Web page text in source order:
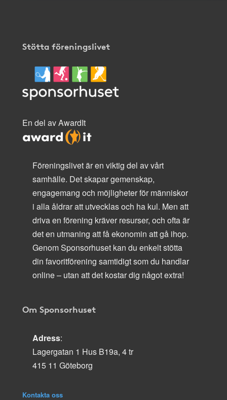
Stötta föreningslivet
En del av AwardIt
Föreningslivet är en viktig del av vårt
samhälle. Det skapar gemenskap,
engagemang och möjligheter för människor
i alla åldrar att utvecklas och ha kul. Men att
driva en förening kräver resurser, och ofta är
det en utmaning att få ekonomin att gå ihop.
Genom Sponsorhuset kan du enkelt stötta
din favoritförening samtidigt som du handlar
online – utan att det kostar dig något extra!
Om Sponsorhuset
Adress:
Lagergatan 1 Hus B19a, 4 tr
415 11 Göteborg
Kontakta oss